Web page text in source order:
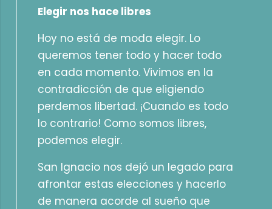
Elegir nos hace libres
Hoy no está de moda elegir. Lo
queremos tener todo y hacer todo
en cada momento. Vivimos en la
contradicción de que eligiendo
perdemos libertad. ¡Cuando es todo
lo contrario! Como somos libres,
podemos elegir.
San Ignacio nos dejó un legado para
afrontar estas elecciones y hacerlo
de manera acorde al sueño que